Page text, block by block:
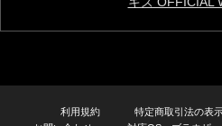
利用規約 特定商取引法の表